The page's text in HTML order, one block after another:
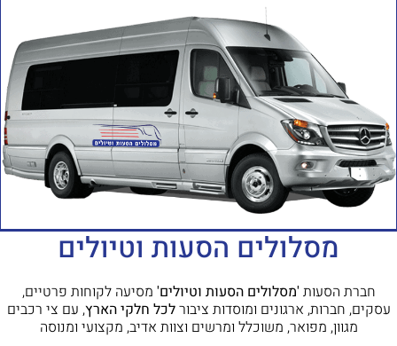
מסלולים הסעות וטיולים
חברת הסעות'מסלולים הסעות וטיולים'מסיעה לקוחות פרטיים,
עסקים, חברות, ארגונים ומוסדות ציבורלכל חלקי הארץ, עם צי רכבים
מגוון, מפואר, משוכלל ומרשים וצוות אדיב, מקצועי ומנוסה